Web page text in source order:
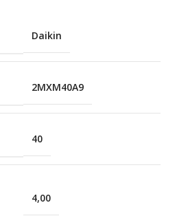
Daikin
2MXM40A9
40
4,00